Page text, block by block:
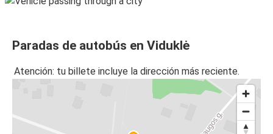
Paradas de autobús en Viduklė
Atención: tu billete incluye la dirección más reciente.